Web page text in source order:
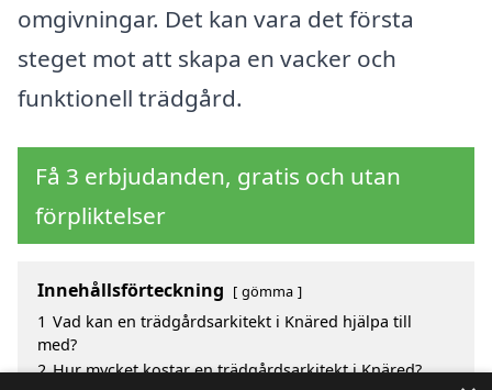
omgivningar. Det kan vara det första
steget mot att skapa en vacker och
funktionell trädgård.
Få 3 erbjudanden, gratis och utan
förpliktelser
Innehållsförteckning gömma
1 Vad kan en trädgårdsarkitekt i Knäred hjälpa till
med?
2 Hur mycket kostar en trädgårdsarkitekt i Knäred?